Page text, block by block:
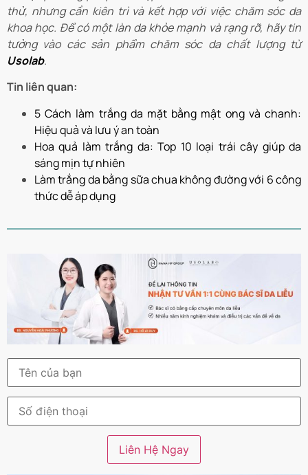
thử, nhưng cần kiên trì và kết hợp với việc chăm sóc da
khoa học. Để có một làn da khỏe mạnh và rạng rỡ, hãy tin
tưởng vào các sản phẩm chăm sóc da chất lượng từ
Usolab.
Tin liên quan:
5 Cách làm trắng da mặt bằng mật ong và chanh:
Hiệu quả và lưu ý an toàn
Hoa quả làm trắng da: Top 10 loại trái cây giúp da
sáng mịn tự nhiên
Làm trắng da bằng sữa chua không đường với 6 công
thức dễ áp dụng